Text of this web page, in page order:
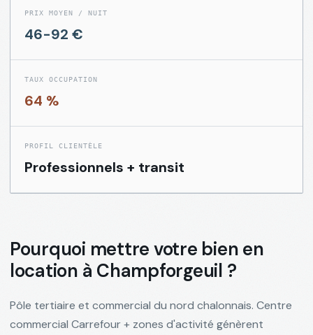
COM
Grand
Chalon
Journal
démarche
AUD
d'annonce
gratuit
→
PRIX MOYEN / NUIT
46-92 €
TAUX OCCUPATION
64 %
PROFIL CLIENTÈLE
Professionnels + transit
Pourquoi mettre votre bien en
location à Champforgeuil ?
Pôle tertiaire et commercial du nord chalonnais. Centre
commercial Carrefour + zones d'activité génèrent